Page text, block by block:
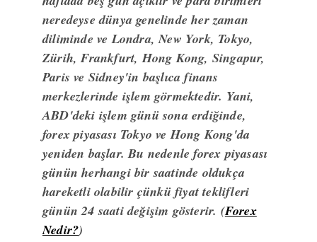
neredeyse dünya genelinde her zaman
diliminde ve Londra, New York, Tokyo,
Zürih, Frankfurt, Hong Kong, Singapur,
Paris ve Sidney'in başlıca finans
merkezlerinde işlem görmektedir. Yani,
ABD'deki işlem günü sona erdiğinde,
forex piyasası Tokyo ve Hong Kong'da
yeniden başlar. Bu nedenle forex piyasası
günün herhangi bir saatinde oldukça
hareketli olabilir çünkü fiyat teklifleri
günün 24 saati değişim gösterir. (Forex
Nedir?)